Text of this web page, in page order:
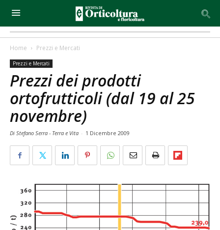
Home Prezzi e Mercati
Prezzi e Mercati
Prezzi dei prodotti
ortofrutticoli (dal 19 al 25
novembre)
Di Stefano Serra - Terra e Vita - 1 Dicembre 2009